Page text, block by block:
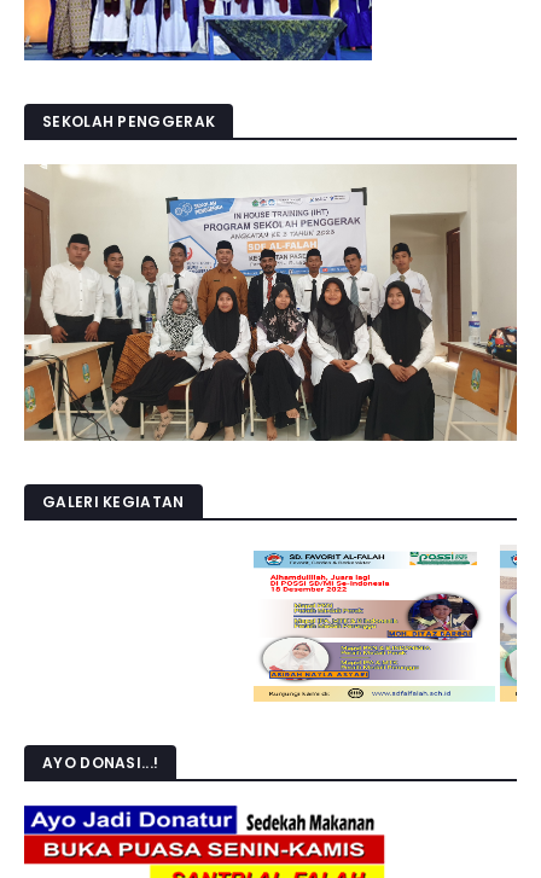
SEKOLAH PENGGERAK
GALERI KEGIATAN
AYO DONASI...!